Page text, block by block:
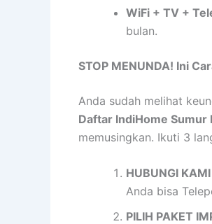
WiFi + TV +
bulan.
STOP MENUNDA! Ini
Anda sudah melihat
Daftar IndiHome Sumur
memusingkan. Ikuti 3
HUBUNGI
Anda bisa
PILIH PAKET